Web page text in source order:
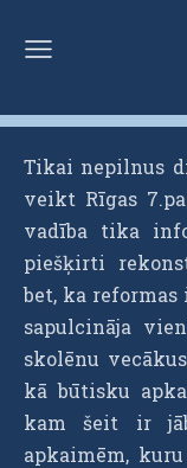
Tikai nepilnus
veikt Rīgas
vadība tika
piešķirti
bet, ka
sapulcināja
skolēnu
kā būtisku
kam šeit ir
apkaimēm,